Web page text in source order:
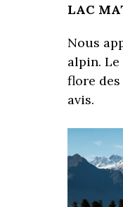
LAC
Nous
alpin.
flore
avis.